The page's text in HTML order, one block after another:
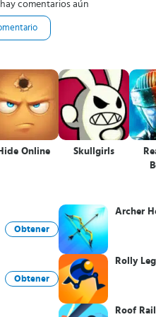
hay comentarios aún
Hide Online Skullgirls
Obtener
Obtener
Archer
Rolly
Roof